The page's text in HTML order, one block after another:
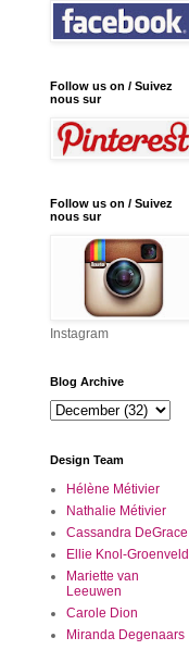
Follow us on / Suivez
nous sur
Follow us on / Suivez
nous sur
Instagram
Blog Archive
Design Team
Hélène Métivier
Nathalie Métivier
Cassandra DeGrace
Ellie Knol-Groenveld
Mariette van
Leeuwen
Carole Dion
Miranda Degenaars